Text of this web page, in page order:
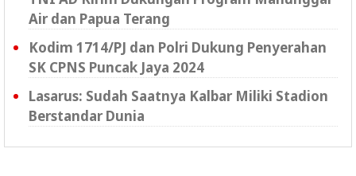
Air dan Papua Terang
Kodim 1714/PJ dan Polri Dukung Penyerahan
SK CPNS Puncak Jaya 2024
Lasarus: Sudah Saatnya Kalbar Miliki Stadion
Berstandar Dunia